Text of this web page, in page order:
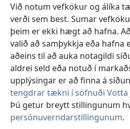
Við notum vefkökur og álíka
verði sem best. Sumar
þeim er ekki hægt að hafna.
valið að samþykkja eða
aðeins til að auka notagildi
aldrei seld eða notuð í
upplýsingar er að finna á
tengdrar tækni í söfnuði Votta
Þú getur breytt stillingunum
persónuverndarstillingunum.
glugga)
VEFBÓKASAFN Varðturnsins
(opnast
nýjum
glugga)
JW Hub
(opnast
nýjum JW Library -appið
Copyright © 2026 Watch Tower Bible
NOTKUNARSKILMÁLAR|